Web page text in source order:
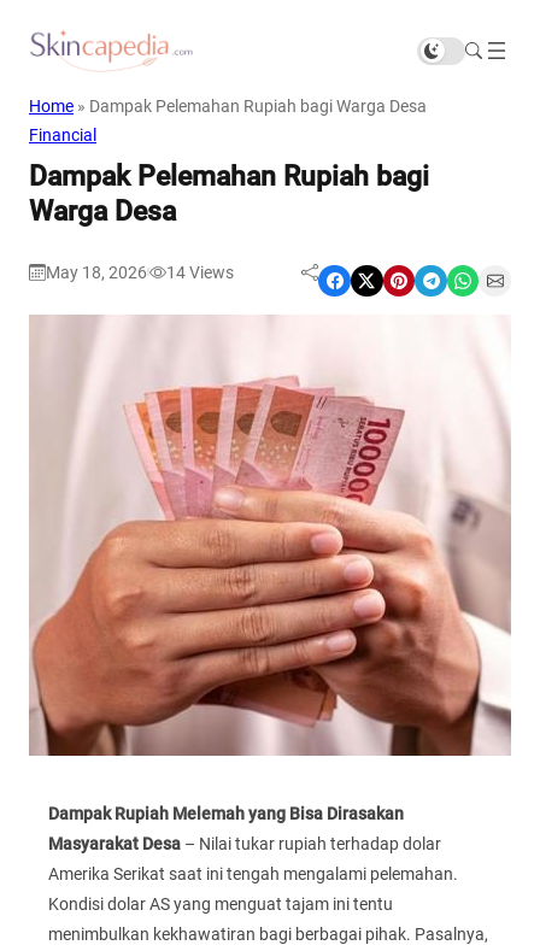
Home » Dampak Pelemahan Rupiah bagi Warga Desa
Financial
Dampak Pelemahan Rupiah bagi
Warga Desa
May 18, 2026 14Views Share on Facebook Share on X Share on Pinterest Share on Telegram Share on WhatsApp Share on Email
Dampak Rupiah Melemah yang Bisa Dirasakan
Masyarakat Desa – Nilai tukar rupiah terhadap dolar
Amerika Serikat saat ini tengah mengalami pelemahan.
Kondisi dolar AS yang menguat tajam ini tentu
menimbulkan kekhawatiran bagi berbagai pihak. Pasalnya,